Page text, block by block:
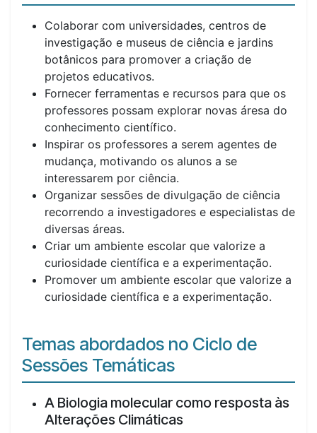
Colaborar com universidades, centros de
investigação e museus de ciência e jardins
botânicos para promover a criação de
projetos educativos.
Fornecer ferramentas e recursos para que os
professores possam explorar novas áresa do
conhecimento científico.
Inspirar os professores a serem agentes de
mudança, motivando os alunos a se
interessarem por ciência.
Organizar sessões de divulgação de ciência
recorrendo a investigadores e especialistas de
diversas áreas.
Criar um ambiente escolar que valorize a
curiosidade científica e a experimentação.
Promover um ambiente escolar que valorize a
curiosidade científica e a experimentação.
Temas abordados no Ciclo de
Sessões Temáticas
A Biologia molecular como resposta às
Alterações Climáticas